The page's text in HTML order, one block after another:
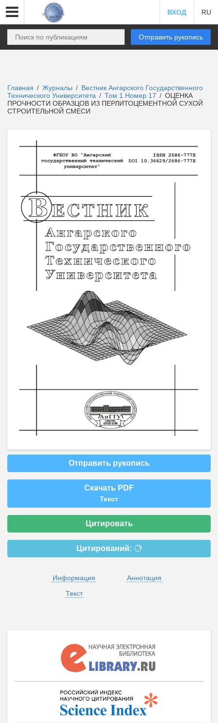
ВХОД RU
Отправить рукопись
Главная / Журналы / Вестник Ангарского Государственного
Технического Университета / Том 1 Номер 17 / ОЦЕНКА
ПРОЧНОСТИ ОБРАЗЦОВ ИЗ ПЕРЛИТОЦЕМЕНТНОЙ СУХОЙ
СТРОИТЕЛЬНОЙ СМЕСИ
Отправить рукопись
Скачать PDF
Текст
Цитировать
Цитирований:
Информация
Аннотация
Текст